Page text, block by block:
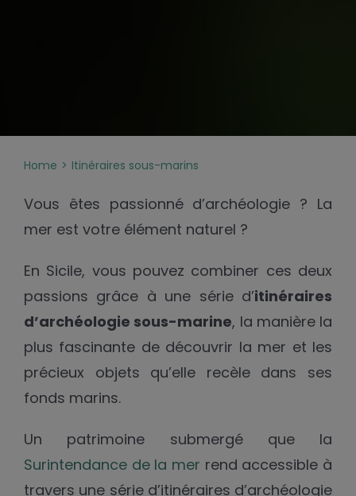
Home Itinéraires sous-marins
Vous êtes passionné d’archéologie ? La
mer est votre élément naturel ?
En Sicile, vous pouvez combiner ces deux
passions grâce à une série d’itinéraires
d’archéologie sous-marine, la manière la
plus fascinante de découvrir la mer et les
précieux objets qu’elle recèle dans ses
fonds marins.
Un patrimoine submergé que la
Surintendance de la mer rend accessible à
travers une série d’itinéraires d’archéologie